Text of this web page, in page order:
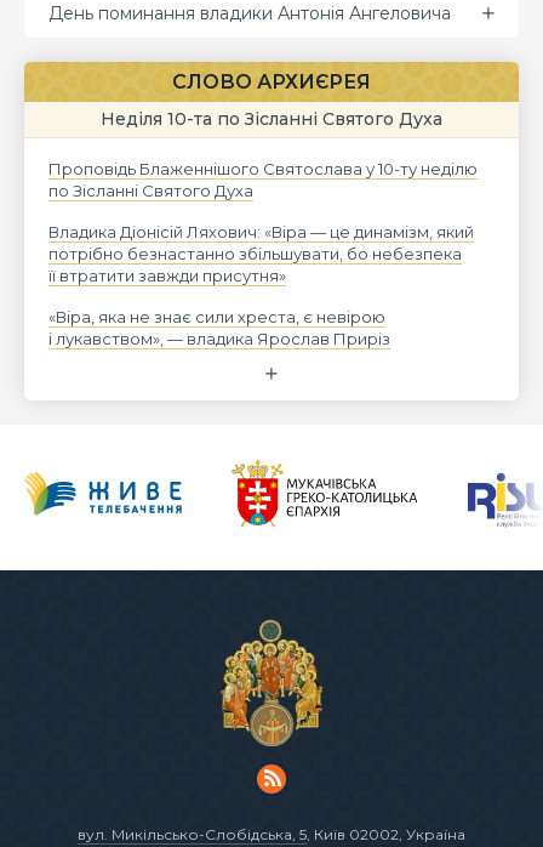
День поминання владики Антонія Ангеловича
СЛОВО АРХИЄРЕЯ
Неділя 10-та по Зісланні Святого Духа
Проповідь Блаженнішого Святослава у 10-ту неділю
по Зісланні Святого Духа
Владика Діонісій Ляхович: «Віра — це динамізм, який
потрібно безнастанно збільшувати, бо небезпека
її втратити завжди присутня»
«Віра, яка не знає сили хреста, є невірою
і лукавством», — владика Ярослав Приріз
вул. Микільсько-Слобідська, 5 , Київ 02002, Україна